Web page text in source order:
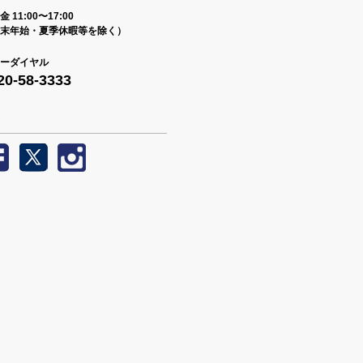
11:00〜17:00
末年始・夏季休暇等を除く）
ダイヤル
58-3333